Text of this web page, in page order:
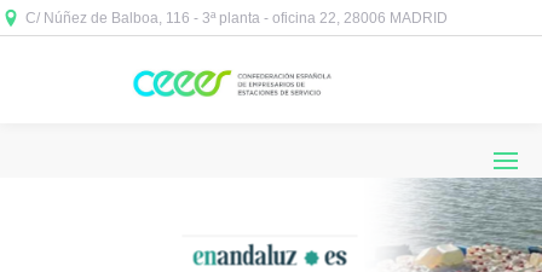
C/ Núñez de Balboa, 116 - 3ª planta - oficina 22, 28006 MADRID